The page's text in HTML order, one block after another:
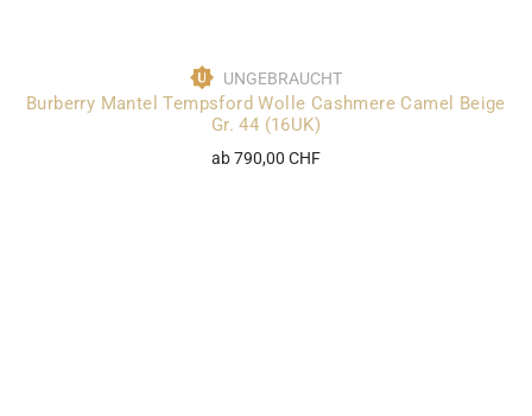
UNGEBRAUCHT
Burberry Mantel Tempsford Wolle Cashmere Camel Beige
Gr. 44 (16UK)
ab 790,00 CHF